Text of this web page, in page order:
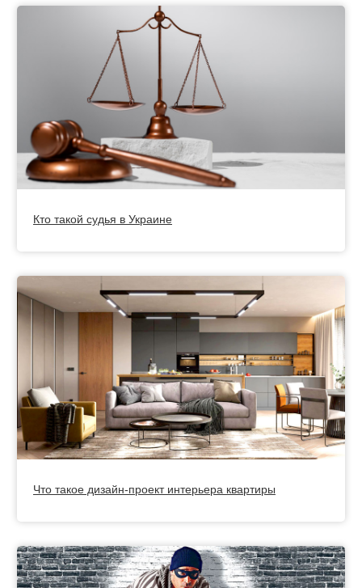
Кто такой судья в Украине
Что такое дизайн-проект интерьера квартиры